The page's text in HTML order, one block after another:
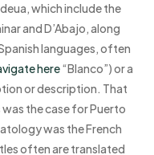
which include the
and D’Abajo, along
languages, often
here“Blanco”) or a
or description. That
was the case for Puerto
was the French
often are translated